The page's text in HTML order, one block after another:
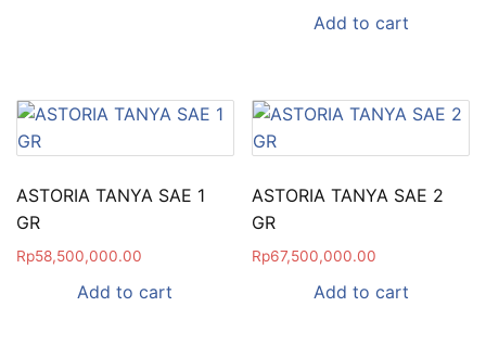
Add to cart
ASTORIA TANYA SAE 1
GR
Rp58,500,000.00
Add to cart
ASTORIA TANYA SAE 2
GR
Rp67,500,000.00
Add to cart